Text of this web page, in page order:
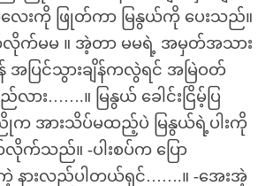
ေးကို ဖြုတ်ကာ မြနွယ်ကို ပေးသည်။
လိုက်မမ ။ အဲ့တာ မမရဲ့ အမှတ်အသား
န် အပြင်သွားချိန်ကလွဲရင် အမြဲဝတ်
လား…….။ မြနွယ် ခေါင်းငြိမ့်ပြ
အားသိပ်မထည့်ပဲ မြနွယ်ရဲ့ပါးကို
က်သည်။ -ပါးစပ်က ပြော
နားလည်ပါတယ်ရှင်…….။ -အေးအဲ့